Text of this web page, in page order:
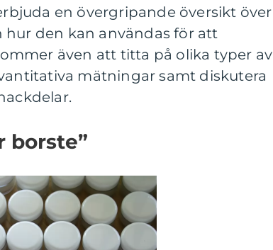
en övergripande översikt över
hur den kan användas för att
även att titta på olika typer av
mätningar samt diskutera
borste”